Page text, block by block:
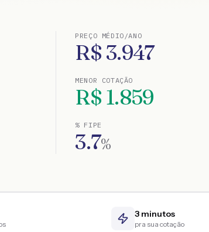
PREÇO MÉDIO/ANO
R$ 3.947
MENOR COTAÇÃO
R$ 1.859
% FIPE
3.7%
3 minutos
pra sua cotação